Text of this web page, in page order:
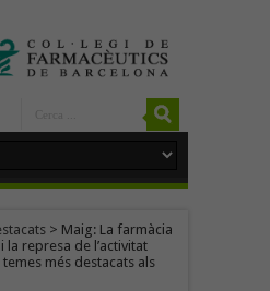
> Maig: La farmàcia
la represa de l’activitat
més destacats als